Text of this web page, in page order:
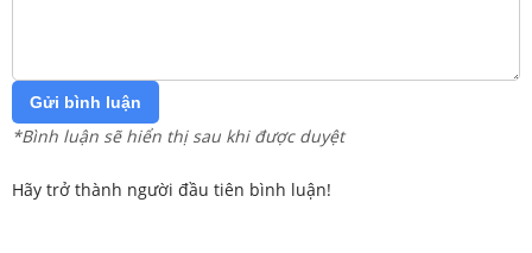
Gửi bình luận
*Bình luận sẽ hiển thị sau khi được duyệt
Hãy trở thành người đầu tiên bình luận!